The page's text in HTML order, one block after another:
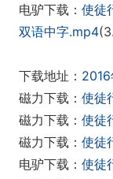
电驴下载： 使徒
双语中字.mp4
下载地址：
磁力下载： 使徒
磁力下载： 使徒
磁力下载： 使徒
电驴下载： 使徒